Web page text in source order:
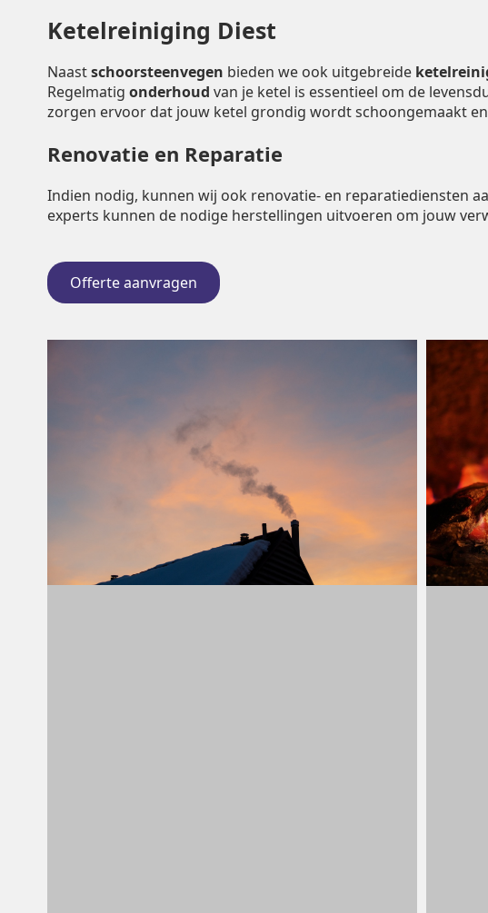
Ketelreiniging Diest
Naastschoorsteenvegen bieden we ook uitgebreide
Regelmatig onderhoud van je ketel is essentieel om de
zorgen ervoor dat jouw ketel grondig wordt schoongemaakt
Renovatie en Reparatie
Indien nodig, kunnen wij ook renovatie- en reparatiediensten
experts kunnen de nodige herstellingen uitvoeren om jouw
Offerte aanvragen